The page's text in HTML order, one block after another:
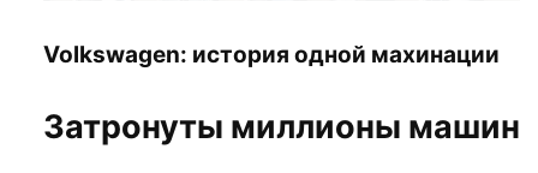
Volkswagen: история одной махинации
Затронуты миллионы машин